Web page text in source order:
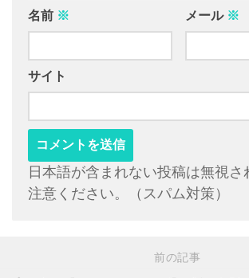
名前 ※ メール ※
サイト
日本語が含まれない投稿は無視さ
注意ください。（スパム対策）
前の記事